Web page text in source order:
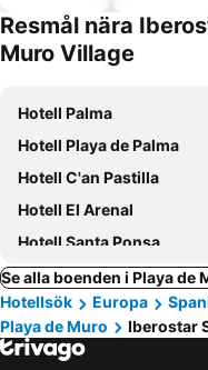
Resmål nära
Muro Village
Hotell Palma
Hotell Playa de Palma
Hotell C'an Pastilla
Hotell El Arenal
Hotell Santa Ponsa
Se alla boenden i Playa de
Hotellsök
Europa
Playa de Muro
Iberostar